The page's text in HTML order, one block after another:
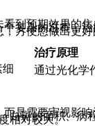
到预期效果的
复杂的过程，
方便您做出更
治疗原理
细
通过光化学
是需要审视影
白斑的面积、
相对较大。